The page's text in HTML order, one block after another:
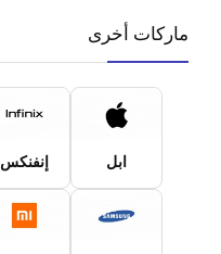
ماركات أخرى
ابل إنفنكس